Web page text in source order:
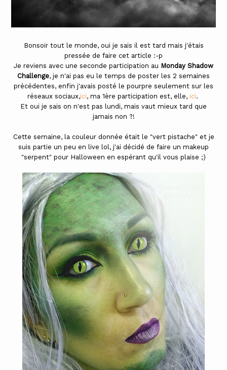
Bonsoir tout le monde, oui je sais il est tard mais j'étais
pressée de faire cet article :-p
Je reviens avec une seconde participation au Monday Shadow
Challenge, je n'ai pas eu le temps de poster les 2 semaines
précédentes, enfin j'avais posté le pourpre seulement sur les
réseaux sociaux,ici, ma 1ère participation est, elle, ici.
Et oui je sais on n'est pas lundi, mais vaut mieux tard que
jamais non ?!
Cette semaine, la couleur donnée était le "vert pistache" et je
suis partie un peu en live lol, j'ai décidé de faire un makeup
"serpent" pour Halloween en espérant qu'il vous plaise ;)